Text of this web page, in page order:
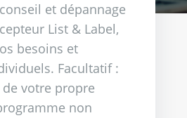
et dépannage
List & Label,
besoins et
Facultatif :
votre propre
non